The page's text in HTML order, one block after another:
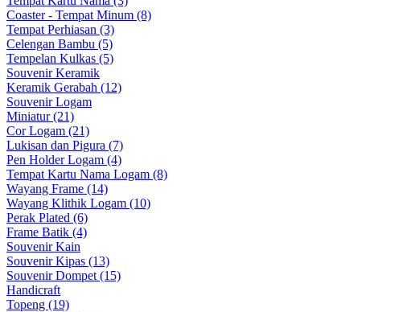
Coaster - Tempat Minum (8)
Tempat Perhiasan (3)
Celengan Bambu (5)
Tempelan Kulkas (5)
Souvenir Keramik
Keramik Gerabah (12)
Souvenir Logam
Miniatur (21)
Cor Logam (21)
Lukisan dan Pigura (7)
Pen Holder Logam (4)
Tempat Kartu Nama Logam (8)
Wayang Frame (14)
Wayang Klithik Logam (10)
Perak Plated (6)
Frame Batik (4)
Souvenir Kain
Souvenir Kipas (13)
Souvenir Dompet (15)
Handicraft
Topeng (19)